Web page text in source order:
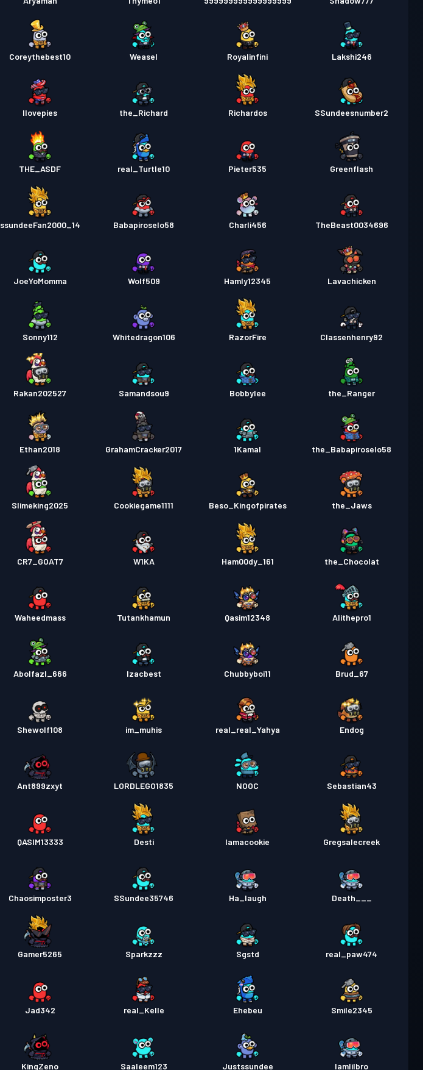
Coreythebest10 Weasel Royalinfini Lakshi246
Ilovepies the_Richard Richardos SSundeesnumber2
THE_ASDF real_Turtle10 Pieter535 Greenflash
ssundeeFan2000_14 Babapiroselo58 Charli456 TheBeast0034696
JoeYoMomma Wolf509 Hamly12345 Lavachicken
Sonny112 Whitedragon106 RazorFire Classenhenry92
Rakan202527 Samandsou9 Bobbylee the_Ranger
Ethan2018 GrahamCracker2017 1Kamal the_Babapiroselo58
Slimeking2025 Cookiegame1111 Beso_Kingofpirates the_Jaws
CR7_GOAT7 W1KA Ham00dy_161 the_Chocolat
Waheedmass Tutankhamun Qasim12348 Alithepro1
Abolfazl_666 Izacbest Chubbyboi11 Brud_67
Shewolf108 im_muhis real_real_Yahya Endog
Ant899zxyt LORDLEGO1835 NOOC Sebastian43
QASIM13333 Desti Iamacookie Gregsalecreek
Chaosimposter3 SSundee35746 Ha_laugh Death___
Gamer5265 Sparkzzz Sgstd real_paw474
Jad342 real_Kelle Ehebeu Smile2345
KingZeno Saaleem123 Justssundee Iamlilbro